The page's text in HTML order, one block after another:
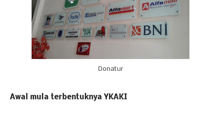
Donatur
Awal mula terbentuknya YKAKI